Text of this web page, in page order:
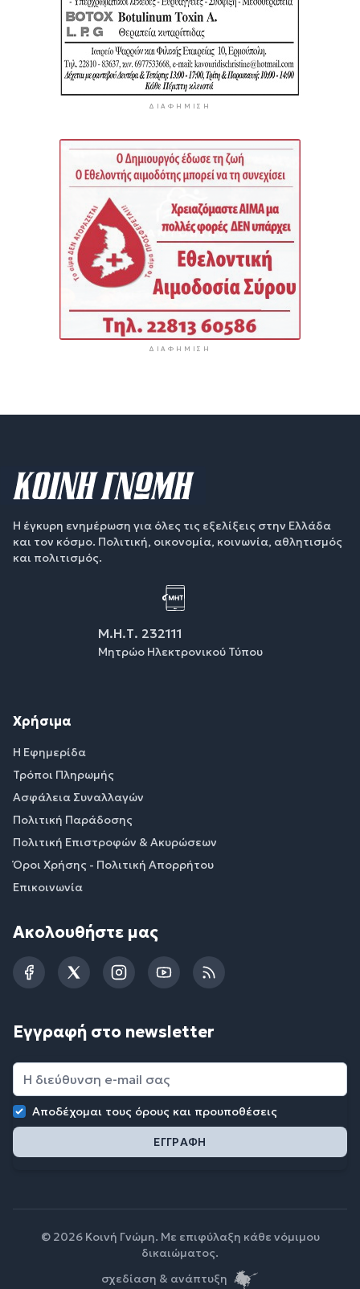
ΔΙΑΦΉΜΙΣΗ
ΔΙΑΦΉΜΙΣΗ
Η έγκυρη ενημέρωση για όλες τις εξελίξεις στην Ελλάδα
και τον κόσμο. Πολιτική, οικονομία, κοινωνία, αθλητισμός
και πολιτισμός.
Μ.Η.Τ. 232111
Μητρώο Ηλεκτρονικού Τύπου
Χρήσιμα
Η Εφημερίδα
Τρόποι Πληρωμής
Ασφάλεια Συναλλαγών
Πολιτική Παράδοσης
Πολιτική Επιστροφών & Ακυρώσεων
Όροι Χρήσης - Πολιτική Απορρήτου
Επικοινωνία
Ακολουθήστε μας
FacebookTwitterInstagramYouTubeRSS
Εγγραφή στο newsletter
Αποδέχομαι τους όρους και προυποθέσεις
© 2026 Κοινή Γνώμη. Με επιφύλαξη κάθε νόμιμου
δικαιώματος.
σχεδίαση & ανάπτυξη